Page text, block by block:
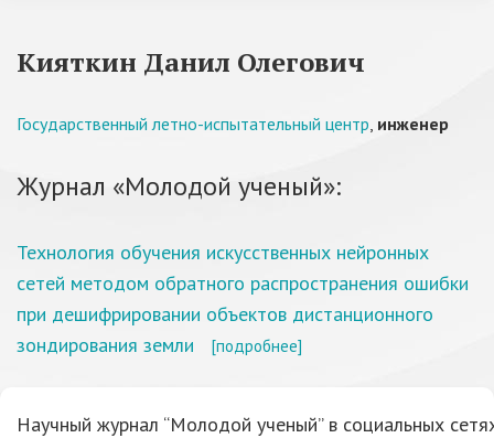
Кияткин Данил Олегович
Государственный летно-испытательный центр, инженер
Журнал «Молодой ученый»:
Технология обучения искусственных нейронных
сетей методом обратного распространения ошибки
при дешифрировании объектов дистанционного
зондирования земли
[подробнее]
Научный журнал “Молодой ученый” в социальных